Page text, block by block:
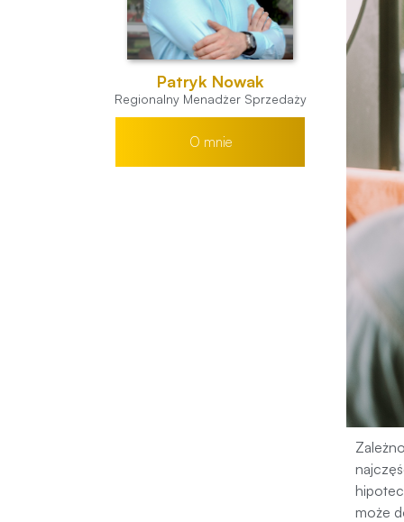
Patryk Nowak
Regionalny Menadżer Sprzedaży
O mnie
może